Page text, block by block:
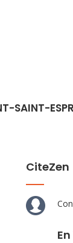
SAINT-
CiteZen